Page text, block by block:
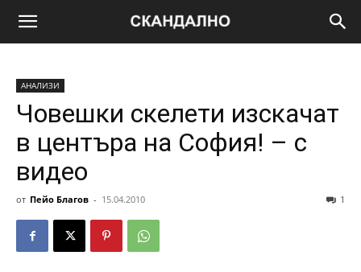
АНАЛИЗИ
Човешки скелети изскачат
в центъра на София! – с
видео
от Пейо Благов - 15.04.2010 1